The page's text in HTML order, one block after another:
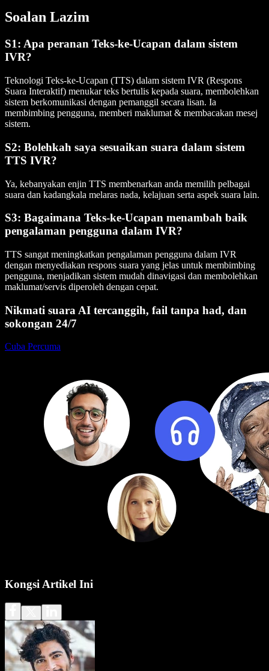
Soalan Lazim
S1: Apa peranan Teks-ke-Ucapan dalam sistem
IVR?
Teknologi Teks-ke-Ucapan (TTS) dalam sistem IVR (Respons
Suara Interaktif) menukar teks bertulis kepada suara, membolehkan
sistem berkomunikasi dengan pemanggil secara lisan. Ia
membimbing pengguna, memberi maklumat & membacakan mesej
sistem.
S2: Bolehkah saya sesuaikan suara dalam sistem
TTS IVR?
Ya, kebanyakan enjin TTS membenarkan anda memilih pelbagai
suara dan kadangkala melaras nada, kelajuan serta aspek suara lain.
S3: Bagaimana Teks-ke-Ucapan menambah baik
pengalaman pengguna dalam IVR?
TTS sangat meningkatkan pengalaman pengguna dalam IVR
dengan menyediakan respons suara yang jelas untuk membimbing
pengguna, menjadikan sistem mudah dinavigasi dan membolehkan
maklumat/servis diperoleh dengan cepat.
Nikmati suara AI tercanggih, fail tanpa had, dan
sokongan 24/7
Cuba Percuma
Kongsi Artikel Ini